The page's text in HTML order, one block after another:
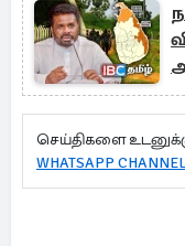
செய்திகளை
WHATSAPP CHANNEL